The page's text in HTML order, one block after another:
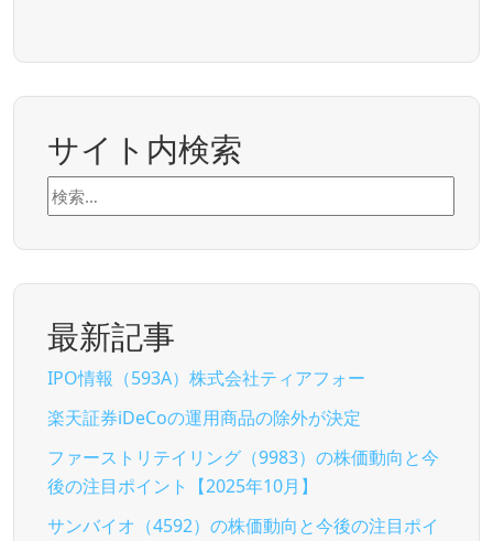
サイト内検索
検
索:
最新記事
IPO情報（593A）株式会社ティアフォー
楽天証券iDeCoの運用商品の除外が決定
ファーストリテイリング（9983）の株価動向と今
後の注目ポイント【2025年10月】
サンバイオ（4592）の株価動向と今後の注目ポイ